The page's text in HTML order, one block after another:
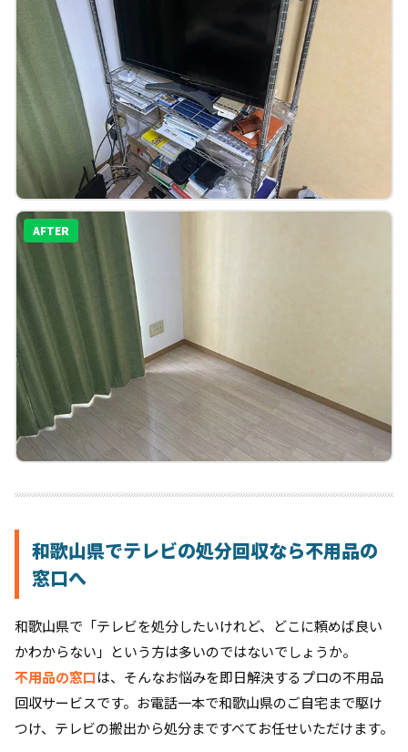
AFTER
和歌山県でテレビの処分回収なら不用品の
窓口へ
和歌山県で「テレビを処分したいけれど、どこに頼めば良い
かわからない」という方は多いのではないでしょうか。
不用品の窓口は、そんなお悩みを即日解決するプロの不用品
回収サービスです。お電話一本で和歌山県のご自宅まで駆け
つけ、テレビの搬出から処分まですべてお任せいただけます。